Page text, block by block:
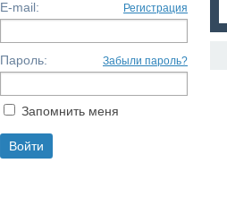
E-mail: Регистрация
Пароль: Забыли пароль?
Запомнить меня